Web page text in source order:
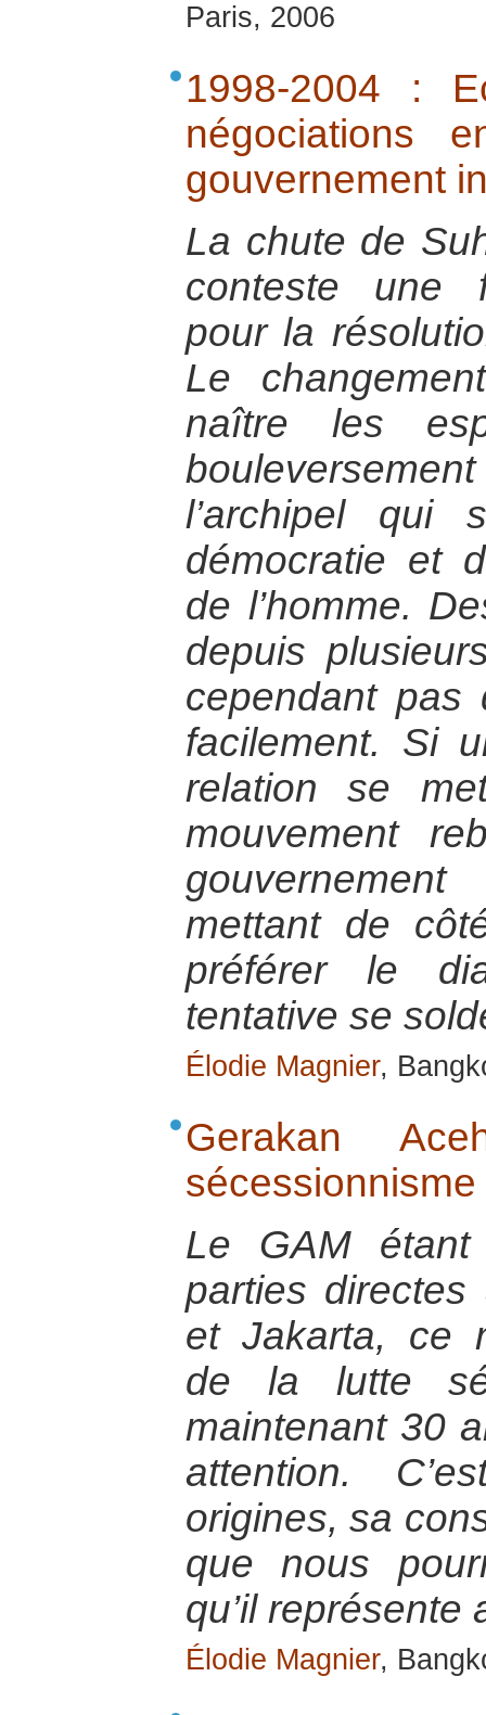
Paris, 2006
1998-2004 :
négociations
gouvernement
La chute de
conteste une
pour la
Le
naître les
l’archipel
démocratie et
de l’homme.
depuis
cependant
facilement. Si
relation se
mouvement
mettant de
préférer le
tentative se
Élodie Magnier,
Gerakan
Le GAM étant
parties
et Jakarta, ce
de la lutte
maintenant 30
attention.
origines, sa
que nous
qu’il représente
Élodie Magnier,